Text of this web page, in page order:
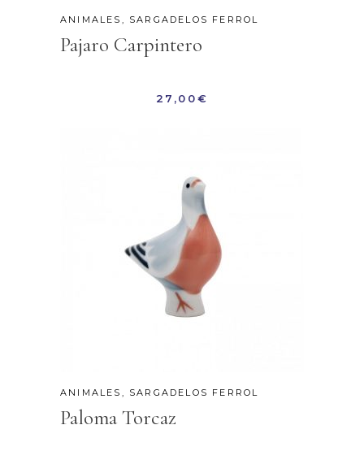
ANIMALES , SARGADELOS FERROL
Pajaro Carpintero
27,00€
ANIMALES , SARGADELOS FERROL
Paloma Torcaz